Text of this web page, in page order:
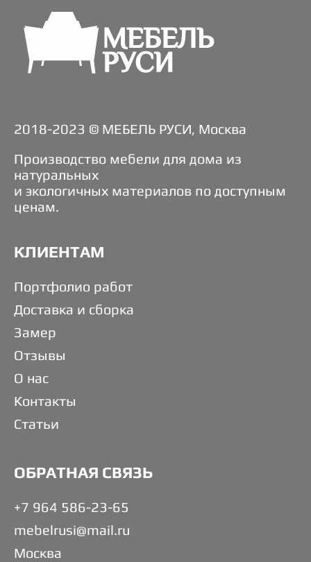
2018-2023 © МЕБЕЛЬ РУСИ, Москва
Производство мебели для дома из
натуральных
и экологичных материалов по доступным
ценам.
КЛИЕНТАМ
Портфолио работ
Доставка и сборка
Замер
Отзывы
О нас
Контакты
Статьи
ОБРАТНАЯ СВЯЗЬ
+7 964 586-23-65
mebelrusi@mail.ru
Москва